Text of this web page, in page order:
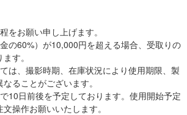
をお願い申し上げます。
の60%）が10,000円を超える場合、受取りの
す。
は、撮影時期、在庫状況により使用期限、製
ることがございます。
10日前後を予定しております。使用開始予定
操作お願いいたします。